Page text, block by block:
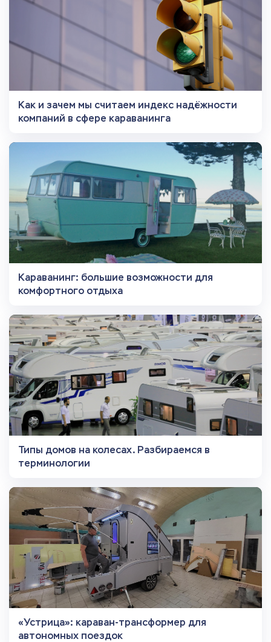
Как и зачем мы считаем индекс надёжности
компаний в сфере караванинга
Караванинг: большие возможности для
комфортного отдыха
Типы домов на колесах. Разбираемся в
терминологии
«Устрица»: караван-трансформер для
автономных поездок